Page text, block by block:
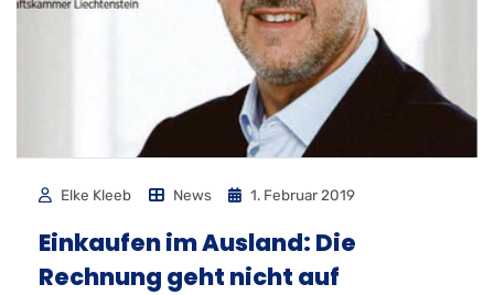
Elke Kleeb News 1. Februar 2019
Einkaufen im Ausland: Die
Rechnung geht nicht auf